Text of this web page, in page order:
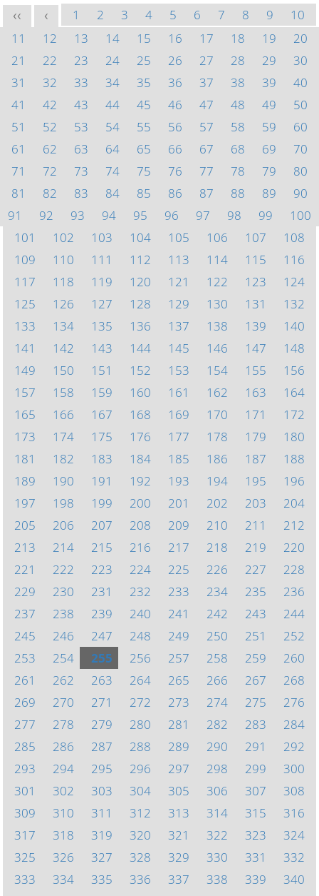
<< < 1 2 3 4 5 6 7 8 9
10
11
12 13 14 15 16 17 18 19
20
21
22 23 24 25 26 27 28 29
30
31
32 33 34 35 36 37 38 39
40
41
42 43 44 45 46 47 48 49
50
51
52 53 54 55 56 57 58 59
60
61
62 63 64 65 66 67 68 69
70
71
72 73 74 75 76 77 78 79
80
81
82 83 84 85 86 87 88 89
90
91
92 93 94 95 96 97 98 99
100
101
102 103 104 105 106 107
108
109
110 111 112 113 114 115
116
117
118 119 120 121 122 123
124
125
126 127 128 129 130 131
132
133
134 135 136 137 138 139
140
141
142 143 144 145 146 147
148
149
150 151 152 153 154 155
156
157
158 159 160 161 162 163
164
165
166 167 168 169 170 171
172
173
174 175 176 177 178 179
180
181
182 183 184 185 186 187
188
189
190 191 192 193 194 195
196
197
198 199 200 201 202 203
204
205
206 207 208 209 210 211
212
213
214 215 216 217 218 219
220
221
222 223 224 225 226 227
228
229
230 231 232 233 234 235
236
237
238 239 240 241 242 243
244
245
246 247 248 249 250 251
252
253
254 255 256 257 258 259
260
261
262 263 264 265 266 267
268
269
270 271 272 273 274 275
276
277
278 279 280 281 282 283
284
285
286 287 288 289 290 291
292
293
294 295 296 297 298 299
300
301
302 303 304 305 306 307
308
309
310 311 312 313 314 315
316
317
318 319 320 321 322 323
324
325
326 327 328 329 330 331
332
333
334 335 336 337 338 339
340